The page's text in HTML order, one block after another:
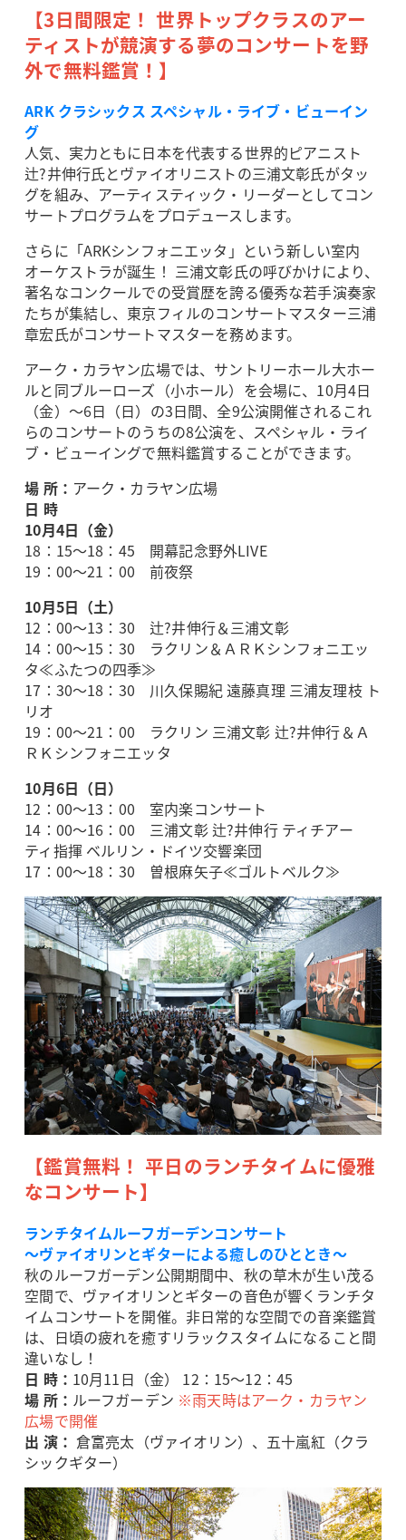
【3日間限定！ 世界トップクラスのアー
ティストが競演する夢のコンサートを野
外で無料鑑賞！】
ARK クラシックス スペシャル・ライブ・ビューイン
グ
人気、実力ともに日本を代表する世界的ピアニスト
辻?井伸行氏とヴァイオリニストの三浦文彰氏がタッ
グを組み、アーティスティック・リーダーとしてコン
サートプログラムをプロデュースします。
さらに「ARKシンフォニエッタ」という新しい室内
オーケストラが誕生！ 三浦文彰氏の呼びかけにより、
著名なコンクールでの受賞歴を誇る優秀な若手演奏家
たちが集結し、東京フィルのコンサートマスター三浦
章宏氏がコンサートマスターを務めます。
アーク・カラヤン広場では、サントリーホール大ホー
ルと同ブルーローズ（小ホール）を会場に、10月4日
（金）～6日（日）の3日間、全9公演開催されるこれ
らのコンサートのうちの8公演を、スペシャル・ライ
ブ・ビューイングで無料鑑賞することができます。
場 所： アーク・カラヤン広場
日 時
10月4日（金）
18：15～18：45 開幕記念野外LIVE
19：00～21：00 前夜祭
10月5日（土）
12：00～13：30 辻?井伸行＆三浦文彰
14：00～15：30 ラクリン＆ＡＲＫシンフォニエッ
タ≪ふたつの四季≫
17：30～18：30 川久保賜紀 遠藤真理 三浦友理枝 ト
リオ
19：00～21：00 ラクリン 三浦文彰 辻?井伸行＆Ａ
ＲＫシンフォニエッタ
10月6日（日）
12：00～13：00 室内楽コンサート
14：00～16：00 三浦文彰 辻?井伸行 ティチアー
ティ指揮 ベルリン・ドイツ交響楽団
17：00～18：30 曽根麻矢子≪ゴルトベルク≫
【鑑賞無料！ 平日のランチタイムに優雅
なコンサート】
ランチタイムルーフガーデンコンサート
～ヴァイオリンとギターによる癒しのひととき～
秋のルーフガーデン公開期間中、秋の草木が生い茂る
空間で、ヴァイオリンとギターの音色が響くランチタ
イムコンサートを開催。非日常的な空間での音楽鑑賞
は、日頃の疲れを癒すリラックスタイムになること間
違いなし！
日 時： 10月11日（金） 12：15～12：45
場 所： ルーフガーデン ※雨天時はアーク・カラヤン
広場で開催
出 演： 倉富亮太（ヴァイオリン）、五十嵐紅（クラ
シックギター）